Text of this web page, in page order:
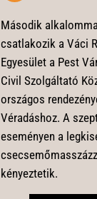
Második
csatlakozik a Váci
Egyesület a Pest
Civil Szolgáltató
országos
Véradáshoz. A
eseményen a
kényeztetik.